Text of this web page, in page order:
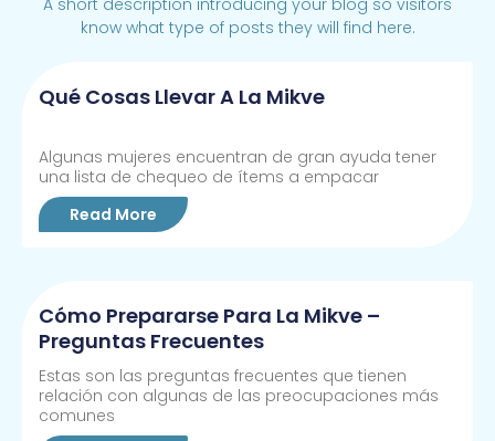
know what type of posts they will find here.
Qué Cosas Llevar A La Mikve
Algunas mujeres encuentran de gran ayuda tener
una lista de chequeo de ítems a empacar
Read More
Cómo Prepararse Para La Mikve –
Preguntas Frecuentes
Estas son las preguntas frecuentes que tienen
relación con algunas de las preocupaciones más
comunes